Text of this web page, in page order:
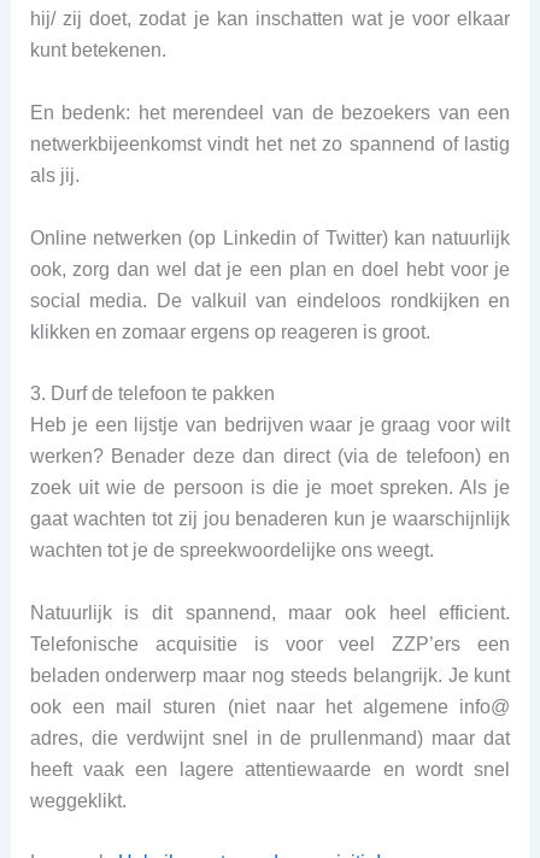
hij/ zij doet, zodat je kan inschatten wat je voor elkaar
kunt betekenen.
En bedenk: het merendeel van de bezoekers van een
netwerkbijeenkomst vindt het net zo spannend of lastig
als jij.
Online netwerken (op Linkedin of Twitter) kan natuurlijk
ook, zorg dan wel dat je een plan en doel hebt voor je
social media. De valkuil van eindeloos rondkijken en
klikken en zomaar ergens op reageren is groot.
3. Durf de telefoon te pakken
Heb je een lijstje van bedrijven waar je graag voor wilt
werken? Benader deze dan direct (via de telefoon) en
zoek uit wie de persoon is die je moet spreken. Als je
gaat wachten tot zij jou benaderen kun je waarschijnlijk
wachten tot je de spreekwoordelijke ons weegt.
Natuurlijk is dit spannend, maar ook heel efficient.
Telefonische acquisitie is voor veel ZZP’ers een
beladen onderwerp maar nog steeds belangrijk. Je kunt
ook een mail sturen (niet naar het algemene info@
adres, die verdwijnt snel in de prullenmand) maar dat
heeft vaak een lagere attentiewaarde en wordt snel
weggeklikt.